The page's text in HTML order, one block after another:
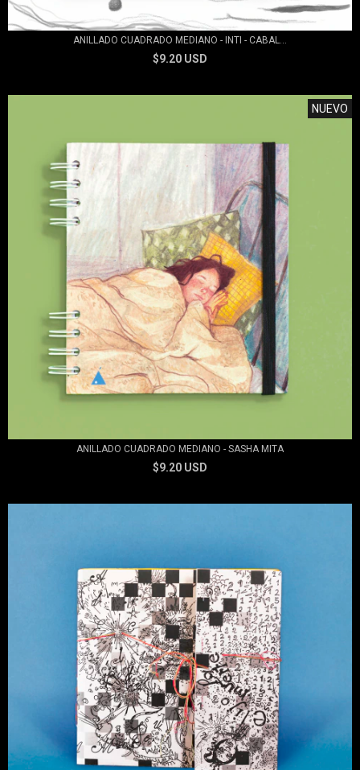
ANILLADO CUADRADO MEDIANO - INTI - CABAL...
$9.20 USD
NUEVO
ANILLADO CUADRADO MEDIANO - SASHA MITA
$9.20 USD